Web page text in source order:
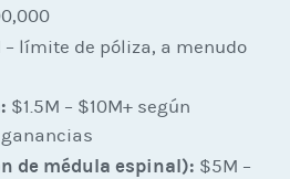
– límite de póliza, a menudo
: $1.5M – $10M+ según
de médula espinal): $5M –